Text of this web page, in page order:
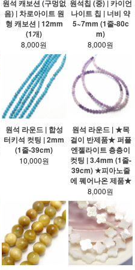
원석 캐보션 (구멍없
음) | 차로아이트 원
형 캐보션 | 12mm
(1개)
8,000원
원석칩 (중) | 카이언
나이트 칩 | 너비 약
5~7mm (1줄-80c
m)
8,000원
원석 라운드 | 합성
터키석 컷팅 | 2mm
(1줄-39cm)
10,000원
원석 라운드 | ★목
걸이 반제품★ 퍼플
엔젤라이트 층층이
컷팅 | 3.4mm (1줄-
39cm) ★피아노줄
에 꿰어나온 제품★
8,000원